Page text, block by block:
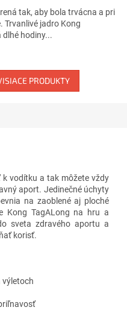
tak, aby bola trvácna a pri
Trvanlivé jadro Kong
hodiny...
PRODUKTY
k vodítku a tak môžete vždy
aport. Jedinečné úchyty
na zaoblené aj ploché
Kong TagALong na hru a
sveta zdravého aportu a
korisť.
výletoch